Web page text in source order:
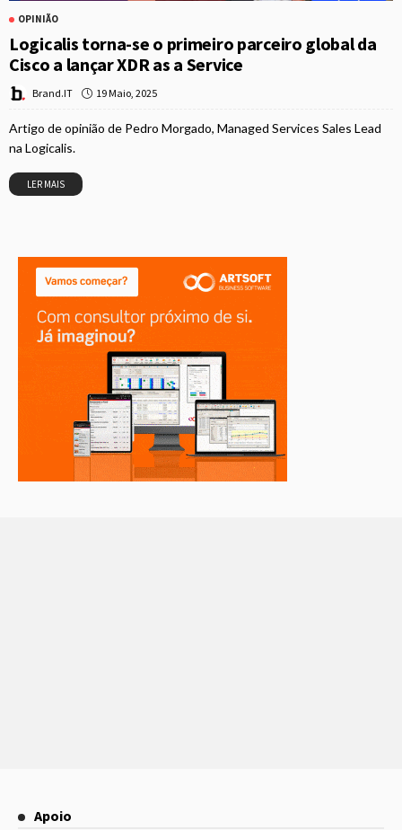
OPINIÃO
Logicalis torna-se o primeiro parceiro global da
Cisco a lançar XDR as a Service
Brand.IT 19 Maio, 2025
Artigo de opinião de Pedro Morgado, Managed Services Sales Lead
na Logicalis.
LER MAIS
Apoio